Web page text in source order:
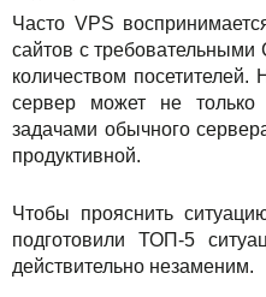
TuchaBackup
TuchaHosting
TuchaSync
Удаленный офис
Реселінг хостингу
Карьера
Контакты
Сервисы
Решения
Для бизнеса
Техподдержка
Инструкции
Часто VPS
сайтов с
количеством
сервер может не
задачами обычного
продуктивной.
Чтобы прояснить
подготовили ТОП-5
действительно незаменим.